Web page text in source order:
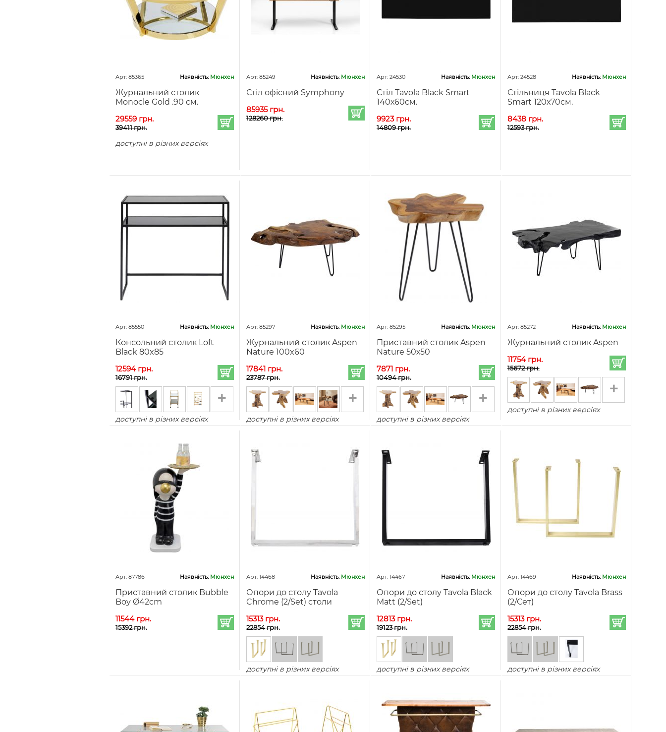
Арт: 85365 Наявність:Мюнхен
Журнальний столик
Monocle Gold .90 см.
29559 грн.
39411 грн.
доступні в різних версіях
Арт: 85249 Наявність:Мюнхен
Стіл офісний Symphony
85935 грн.
128260 грн.
Арт: 24530 Наявність:Мюнхен
Стіл Tavola Black Smart
140х60см.
9923 грн.
14809 грн.
Арт: 24528 Наявність:Мюнхен
Стільниця Tavola Black
Smart 120х70см.
8438 грн.
12593 грн.
Арт: 85550 Наявність:Мюнхен
Консольний столик Loft
Black 80x85
12594 грн.
16791 грн.
+
доступні в різних версіях
Арт: 85297 Наявність:Мюнхен
Журнальний столик Aspen
Nature 100x60
17841 грн.
23787 грн.
+
доступні в різних версіях
Арт: 85295 Наявність:Мюнхен
Приставний столик Aspen
Nature 50х50
7871 грн.
10494 грн.
+
доступні в різних версіях
Арт: 85272 Наявність:Мюнхен
Журнальний столик Aspen
11754 грн.
15672 грн.
+
доступні в різних версіях
Арт: 87786 Наявність:Мюнхен
Приставний столик Bubble
Boy Ø42cm
11544 грн.
15392 грн.
Арт: 14468 Наявність:Мюнхен
Опори до столу Tavola
Chrome (2/Set) столи
15313 грн.
22854 грн.
доступні в різних версіях
Арт: 14467 Наявність:Мюнхен
Опори до столу Tavola Black
Matt (2/Set)
12813 грн.
19123 грн.
доступні в різних версіях
Арт: 14469 Наявність:Мюнхен
Опори до столу Tavola Brass
(2/Сет)
15313 грн.
22854 грн.
доступні в різних версіях